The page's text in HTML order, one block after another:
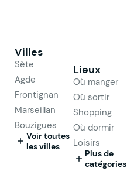
Villes
Sète
Agde
Frontignan
Marseillan
Bouzigues
Voir toutes
les villes
Lieux
Où manger
Où sortir
Shopping
Où dormir
Loisirs
Plus de
catégories